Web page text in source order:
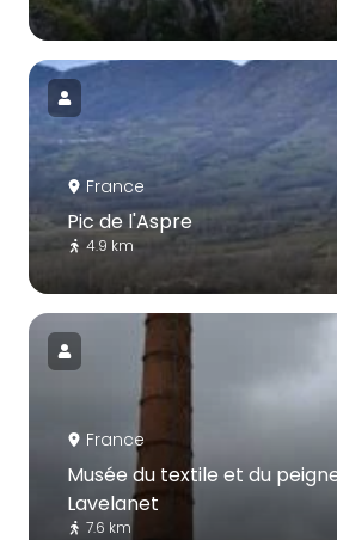
France
Pic de l'Aspre
4.9 km
France
Musée du textile et du
Lavelanet
7.6 km